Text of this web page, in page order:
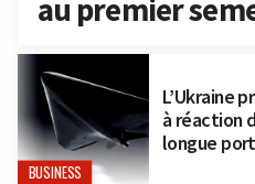
au premier
BUSINESS
L’Ukraine
à réaction
longue